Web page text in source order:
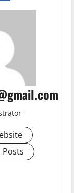
Posts